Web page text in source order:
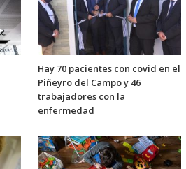
Hay 70 pacientes con covid en el
Piñeyro del Campo y 46
trabajadores con la
enfermedad